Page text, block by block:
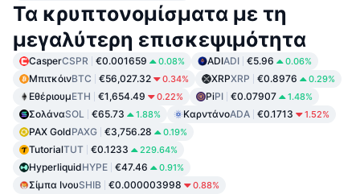
Τα κρυπτονομίσματα με τη
μεγαλύτερη επισκεψιμότητα
CasperCSPR €0.001659 0.08% ADIADI €5.96 0.06%
ΜπιτκόινBTC €56,027.32 0.34% XRPXRP €0.8976 0.29%
ΕθέριουμETH €1,654.49 0.22% PiPI €0.07907 1.48%
ΣολάναSOL €65.73 1.88% ΚαρντάνοADA €0.1713 1.52%
PAX GoldPAXG €3,756.28 0.19%
TutorialTUT €0.1233 229.64%
HyperliquidHYPE €47.46 0.91%
Σίμπα ΙνουSHIB €0.000003998 0.88%